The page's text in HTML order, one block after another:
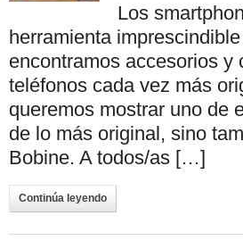
Los
herramienta
encontramos accesorios y
teléfonos cada vez más
queremos mostrar uno de
de lo más original, sino
Bobine. A todos/as […]
Continúa leyendo